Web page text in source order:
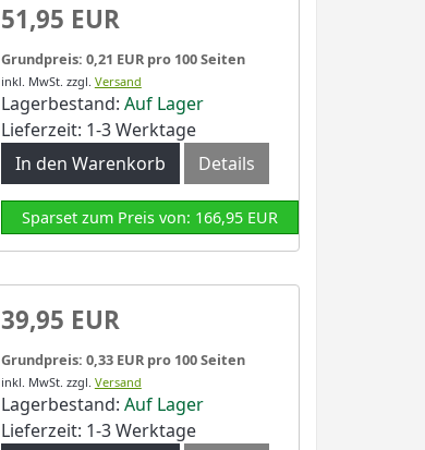
51,95 EUR
Grundpreis: 0,21 EUR pro 100 Seiten
inkl. MwSt. zzgl. Versand
Lagerbestand: Auf Lager
Lieferzeit: 1-3 Werktage
In den Warenkorb
Details
Sparset zum Preis von: 166,95 EUR
39,95 EUR
Grundpreis: 0,33 EUR pro 100 Seiten
inkl. MwSt. zzgl. Versand
Lagerbestand: Auf Lager
Lieferzeit: 1-3 Werktage